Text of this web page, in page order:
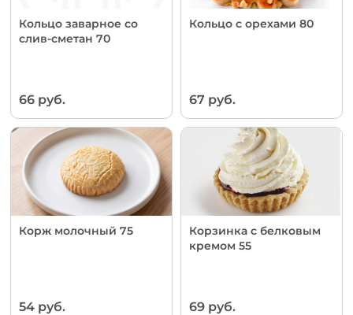
Кольцо заварное со
слив-сметан 70
66 руб.
Кольцо с орехами 80
67 руб.
Корж молочный 75
54 руб.
Корзинка с белковым
кремом 55
69 руб.